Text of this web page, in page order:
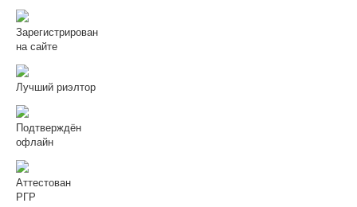
Зарегистрирован
на сайте
Лучший риэлтор
Подтверждён
офлайн
Аттестован
РГР